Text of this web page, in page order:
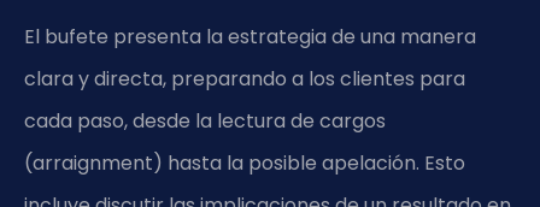
El bufete presenta la estrategia de una manera
clara y directa, preparando a los clientes para
cada paso, desde la lectura de cargos
(arraignment) hasta la posible apelación. Esto